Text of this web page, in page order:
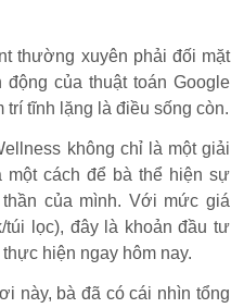
thường xuyên phải đối mặt
của thuật toán Google
tĩnh lặng là điều sống còn.
không chỉ là một giải
một cách để bà thể hiện sự
của mình. Với mức giá
lọc), đây là khoản đầu tư
hiện ngay hôm nay.
này, bà đã có cái nhìn tổng